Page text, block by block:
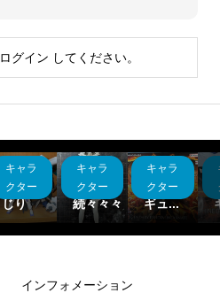
ログイン してください。
キャラ
クター
ネヴァ
リアい
じり
キャラ
クター
こいと
続々々々
キャラ
クター
バンダ
イフィ
ギュ...
インフォメーション